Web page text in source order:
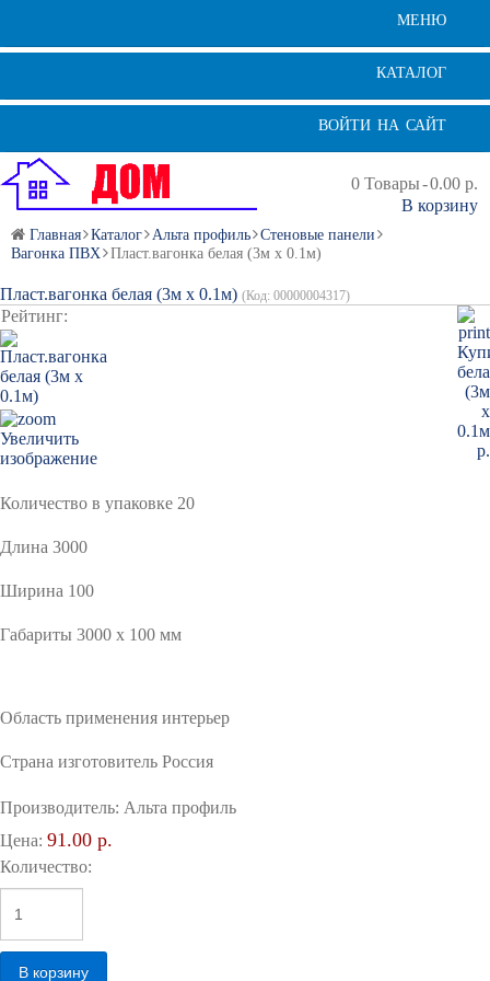
МЕНЮ
КАТАЛОГ
ВОЙТИ НА САЙТ
0 Товары-0.00 р.
В корзину
Главная Каталог Альта профиль Стеновые панели
Вагонка ПВХ
Пласт.вагонка белая (3м х 0.1м)
Пласт.вагонка белая (3м х 0.1м) (Код: 00000004317)
Рейтинг:
Увеличить
изображение
Количество в упаковке 20
Длина 3000
Ширина 100
Габариты 3000 x 100 мм
Область применения интерьер
Страна изготовитель Россия
Производитель: Альта профиль
Цена: 91.00 р.
Количество: